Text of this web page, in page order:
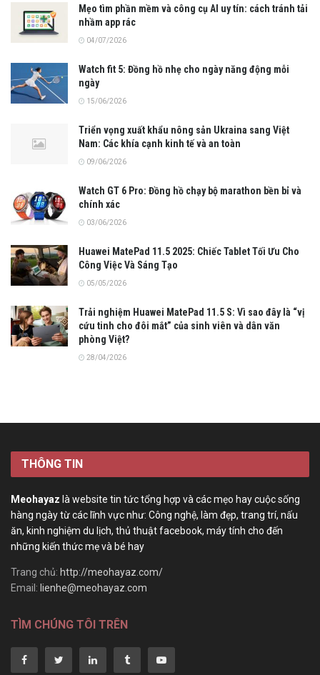
Mẹo tìm phần mềm và công cụ AI uy tín: cách tránh tải
nhầm app rác
04/07/2026
Watch fit 5: Đồng hồ nhẹ cho ngày năng động mỗi
ngày
15/06/2026
Triển vọng xuất khẩu nông sản Ukraina sang Việt
Nam: Các khía cạnh kinh tế và an toàn
09/06/2026
Watch GT 6 Pro: Đồng hồ chạy bộ marathon bền bỉ và
chính xác
03/06/2026
Huawei MatePad 11.5 2025: Chiếc Tablet Tối Ưu Cho
Công Việc Và Sáng Tạo
05/05/2026
Trải nghiệm Huawei MatePad 11.5 S: Vì sao đây là “vị
cứu tinh cho đôi mắt” của sinh viên và dân văn
phòng Việt?
28/04/2026
THÔNG TIN
Meohayaz là website tin tức tổng hợp và các mẹo hay cuộc sống
hàng ngày từ các lĩnh vực như: Công nghệ, làm đẹp, trang trí, nấu
ăn, kinh nghiệm du lịch, thủ thuật facebook, máy tính cho đến
những kiến thức mẹ và bé hay
Trang chủ: http://meohayaz.com/
Email: lienhe@meohayaz.com
TÌM CHÚNG TÔI TRÊN